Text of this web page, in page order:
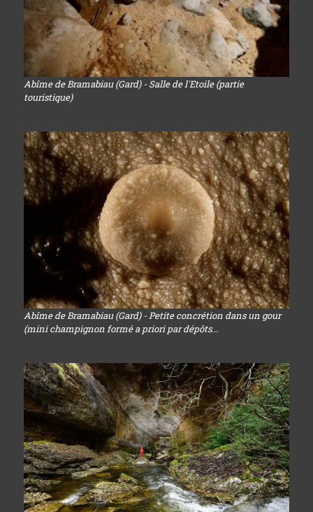
Abîme de Bramabiau (Gard) - Salle de l'Etoile (partie
touristique)
Abîme de Bramabiau (Gard) - Petite concrétion dans un gour
(mini champignon formé a priori par dépôts...